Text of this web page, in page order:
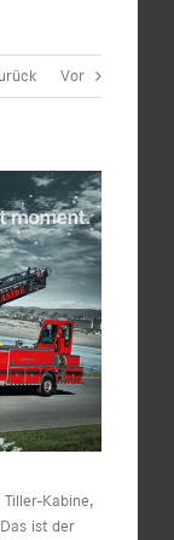
Vor
Kabine,
ist der